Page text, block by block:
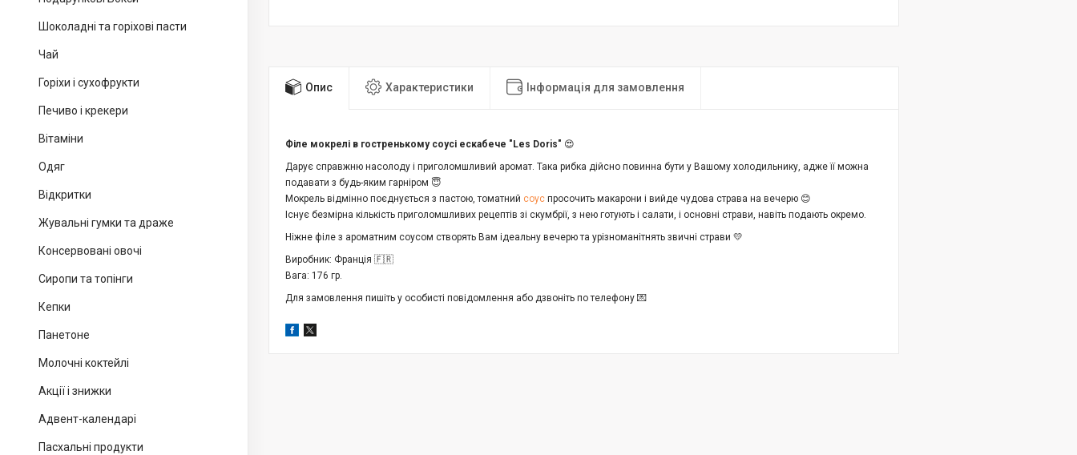
Шоколадні та горіхові пасти
Чай
Горіхи і сухофрукти
Печиво і крекери
Вітаміни
Одяг
Відкритки
Жувальні гумки та драже
Консервовані овочі
Сиропи та топінги
Кепки
Панетоне
Молочні коктейлі
Акції і знижки
Адвент-календарі
Пасхальні продукти
Опис Характеристики Інформація для замовлення
Філе мокрелі в гостренькому соусі ескабече "Les Doris" 😍
Дарує справжню насолоду і приголомшливий аромат. Така рибка дійсно повинна бути у Вашому холодильнику, адже її можна
подавати з будь-яким гарніром 😇
Мокрель відмінно поєднується з пастою, томатний соус просочить макарони і вийде чудова страва на вечерю 😊
Існує безмірна кількість приголомшливих рецептів зі скумбрії, з нею готують і салати, і основні страви, навіть подають окремо.
Ніжне філе з ароматним соусом створять Вам ідеальну вечерю та урізноманітнять звичні страви 💛
Виробник: Франція 🇫🇷
Вага: 176 гр.
Для замовлення пишіть у особисті повідомлення або дзвоніть по телефону 💌